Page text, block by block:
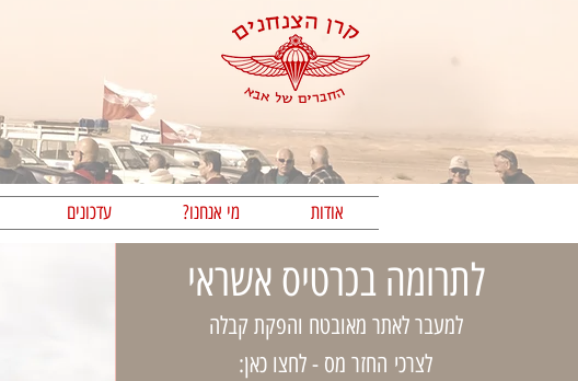
אודות מי אנחנו? עדכונים
לתרומה בכרטיס אשראי
למעבר לאתר מאובטח והפקת קבלה
לצרכי החזר מס - לחצו כאן: